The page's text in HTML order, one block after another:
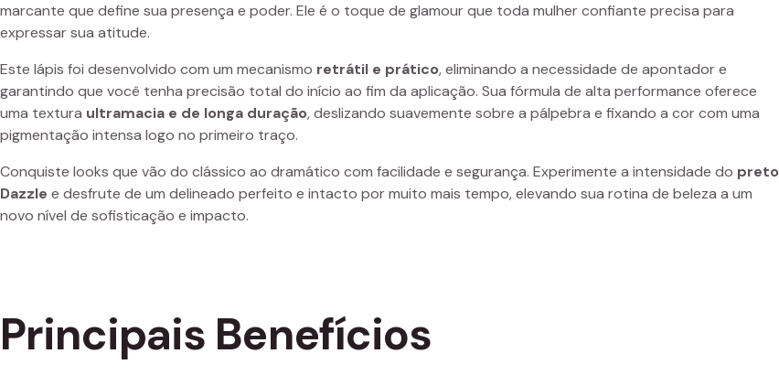
marcante que define sua presença e poder. Ele é o toque de glamour que toda mulher confiante precisa para
expressar sua atitude.
Este lápis foi desenvolvido com um mecanismo retrátil e prático, eliminando a necessidade de apontador e
garantindo que você tenha precisão total do início ao fim da aplicação. Sua fórmula de alta performance oferece
uma textura ultramacia e de longa duração, deslizando suavemente sobre a pálpebra e fixando a cor com uma
pigmentação intensa logo no primeiro traço.
Conquiste looks que vão do clássico ao dramático com facilidade e segurança. Experimente a intensidade do preto
Dazzle e desfrute de um delineado perfeito e intacto por muito mais tempo, elevando sua rotina de beleza a um
novo nível de sofisticação e impacto.
Principais Benefícios